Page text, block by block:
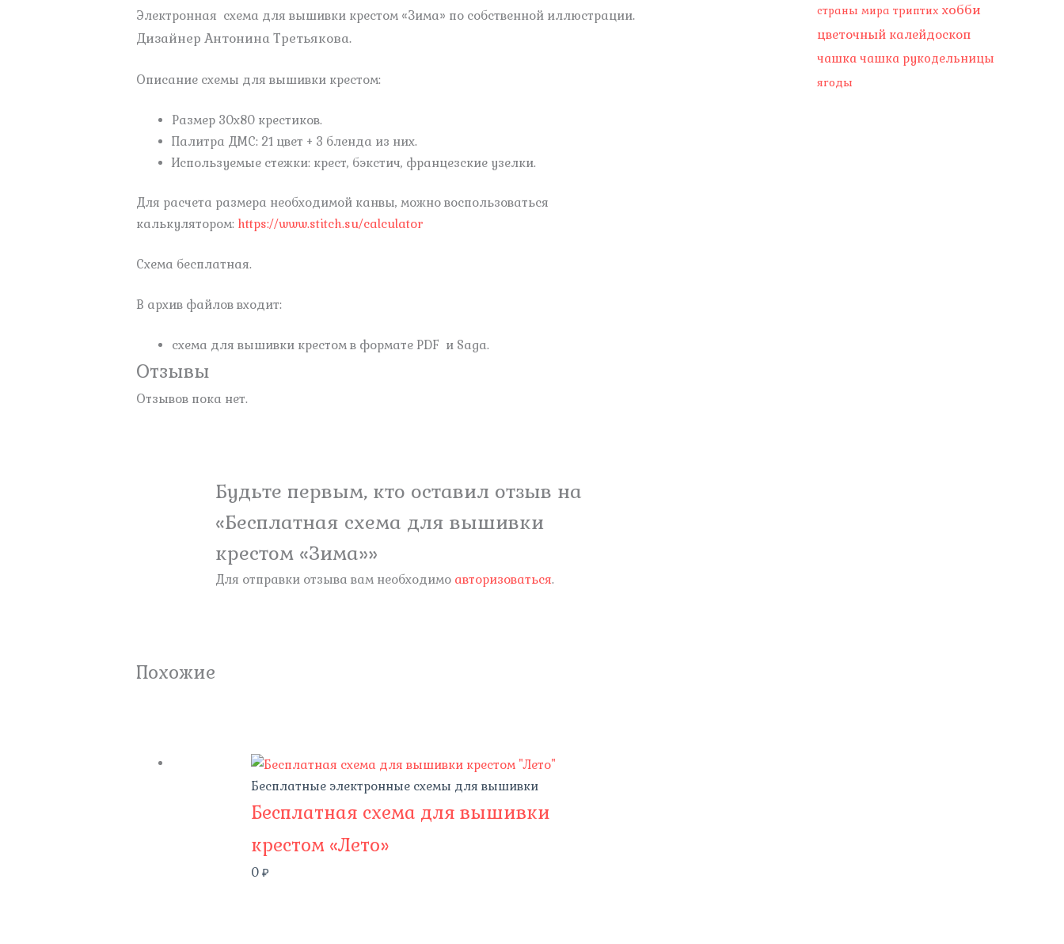
Электронная схема для вышивки крестом «Зима» по собственной иллюстрации.
Дизайнер Антонина Третьякова.
Описание схемы для вышивки крестом:
Размер 30х80 крестиков.
Палитра ДМС: 21 цвет + 3 бленда из них.
Используемые стежки: крест, бэкстич, францезские узелки.
Для расчета размера необходимой канвы, можно воспользоваться
калькулятором: https://www.stitch.su/calculator
Схема бесплатная.
В архив файлов входит:
схема для вышивки крестом в формате PDF и Saga.
Отзывы
Отзывов пока нет.
Будьте первым, кто оставил отзыв на
«Бесплатная схема для вышивки
крестом «Зима»»
Для отправки отзыва вам необходимо авторизоваться.
Похожие
Бесплатные электронные схемы для вышивки
Бесплатная схема для вышивки
крестом «Лето»
0₽
страны мира триптих хобби
цветочный калейдоскоп
чашка чашка рукодельницы
ягоды